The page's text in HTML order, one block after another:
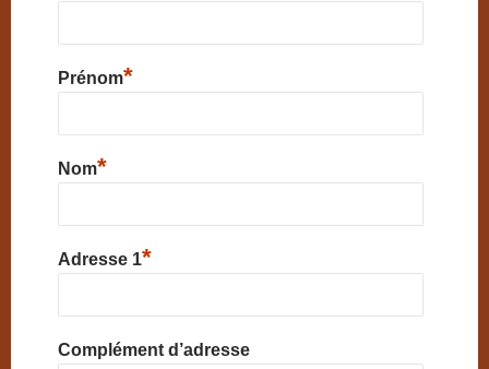
Prénom*
Nom*
Adresse 1*
Complément d’adresse